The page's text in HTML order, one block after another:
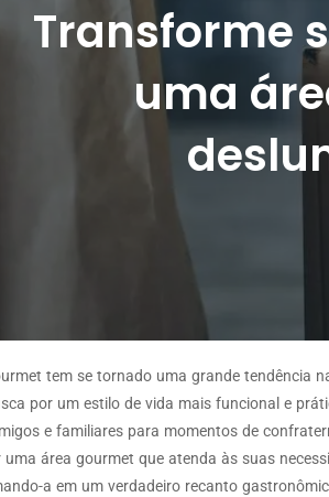
Transforme
uma
tem se tornado uma grande tendência
por um estilo de vida mais funcional e
e familiares para momentos de
uma área gourmet que atenda às suas
a em um verdadeiro recanto